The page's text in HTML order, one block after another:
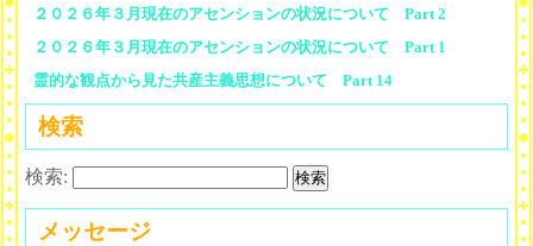
２０２６年３月現在のアセンションの状況について Part 2
２０２６年３月現在のアセンションの状況について Part 1
霊的な観点から見た共産主義思想について Part 14
検索
検索:
メッセージ